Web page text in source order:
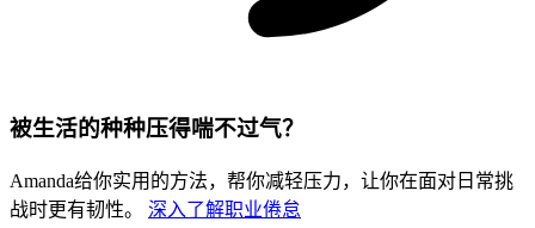
被生活的种种压得喘不过气？
Amanda给你实用的方法，帮你减轻压力，让你在面对日常挑
战时更有韧性。
深入了解职业倦怠